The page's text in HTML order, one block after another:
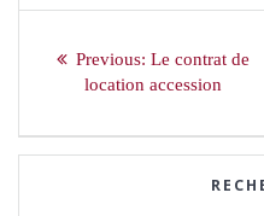
Navigation
de
l’article
Previous: Previous
post:
Le contrat de
location accession